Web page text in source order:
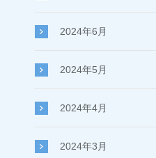
2024年6月
2024年5月
2024年4月
2024年3月